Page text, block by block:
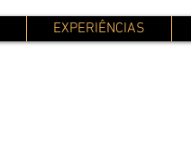
EXPERIÊNCIAS